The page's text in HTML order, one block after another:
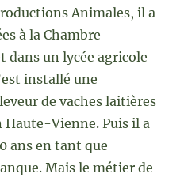
Animales, il a
à la Chambre
dans un lycée agricole
installé une
de vaches laitières
Vienne. Puis il a
ans en tant que
Mais le métier de